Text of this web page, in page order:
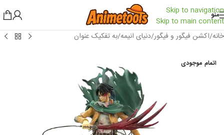
Skip to navigation
Skip to main content
منو
خانه/اکشن فیگور و فیگور/دنیای انیمه/به تفکیک عنوان
اتمام موجودی